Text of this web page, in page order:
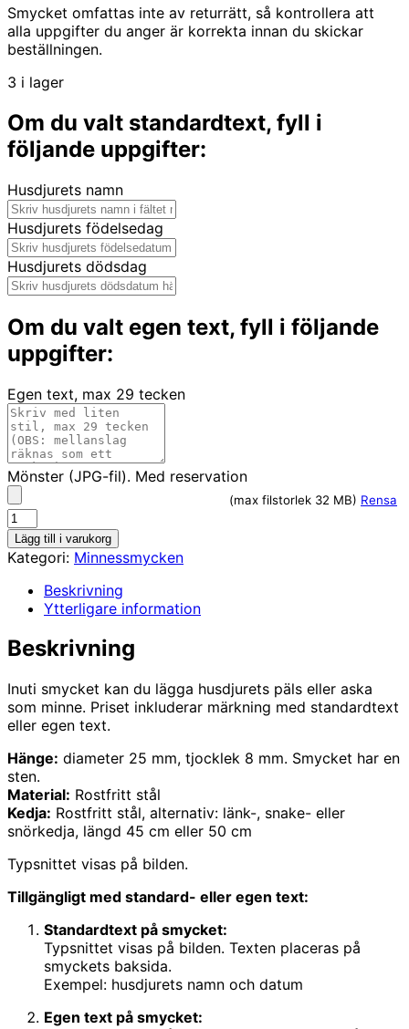
Smycket omfattas inte av returrätt, så kontrollera att
alla uppgifter du anger är korrekta innan du skickar
beställningen.
3 i lager
Om du valt standardtext, fyll i
följande uppgifter:
Husdjurets namn
Husdjurets födelsedag
Husdjurets dödsdag
Om du valt egen text, fyll i följande
uppgifter:
Egen text, max 29 tecken
Mönster (JPG-fil). Med reservation
(max filstorlek 32 MB) Rensa
Stålring
minnessmycke
mängd
Lägg till i varukorg
Kategori: Minnessmycken
Beskrivning
Ytterligare information
Beskrivning
Inuti smycket kan du lägga husdjurets päls eller aska
som minne. Priset inkluderar märkning med standardtext
eller egen text.
Hänge: diameter 25 mm, tjocklek 8 mm. Smycket har en
sten.
Material: Rostfritt stål
Kedja: Rostfritt stål, alternativ: länk-, snake- eller
snörkedja, längd 45 cm eller 50 cm
Typsnittet visas på bilden.
Tillgängligt med standard- eller egen text:
Standardtext på smycket:
Typsnittet visas på bilden. Texten placeras på
smyckets baksida.
Exempel: husdjurets namn och datum
Egen text på smycket: